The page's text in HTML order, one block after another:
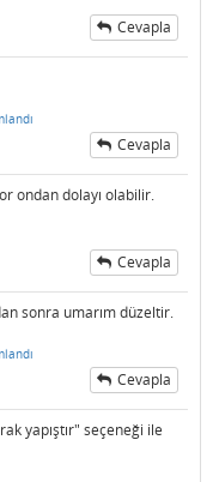
Cevapla
Cevapla
ondan dolayı olabilir.
Cevapla
sonra umarım düzeltir.
Cevapla
yapıştır" seçeneği ile